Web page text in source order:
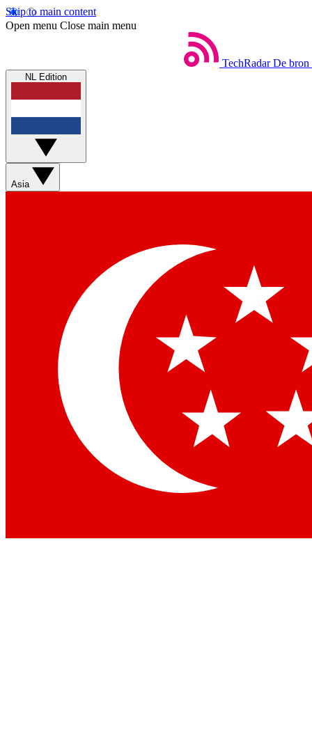
Skip to main content
Open menu Close main menu
TechRadar De bron
NL Edition
Asia